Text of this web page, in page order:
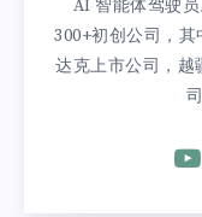
AI 智能体驾驶
300+初创公司，
达克上市公司，越